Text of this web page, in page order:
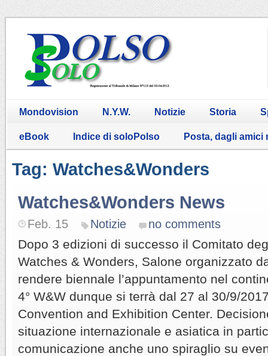
Mondovision N.Y.W. Notizie Storia
eBook Indice di soloPolso Posta, dagli amici
Tag: Watches&Wonders
Watches&Wonders News
Feb. 15 Notizie no comments
Dopo 3 edizioni di successo il Comitato
Watches & Wonders, Salone organizzato
rendere biennale l’appuntamento nel
4° W&W dunque si terrà dal 27 al 30/9/
Convention and Exhibition Center.
situazione internazionale e asiatica in
comunicazione anche uno spiraglio su